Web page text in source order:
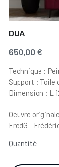
DUA
650,00 €
Technique :
Support : Toile
Dimension : L
Oeuvre
FredG -
Quantité